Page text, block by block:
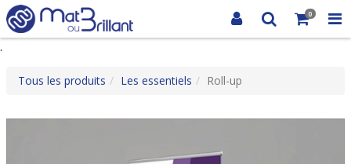
.
0
Tous les produits Les essentiels Roll-up